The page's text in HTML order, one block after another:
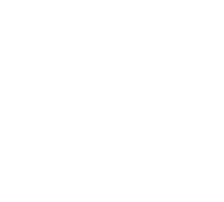
della filtrazione
attraverso la
canale interno
del succo.